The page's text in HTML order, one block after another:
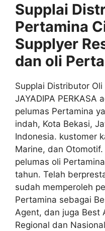
Supplai
Pertamina
Supplyer
dan oli
Supplai Distributor Oli
JAYADIPA PERKASA
pelumas Pertamina
indah, Kota Bekasi,
Indonesia. kustomer
Marine, dan
pelumas oli
tahun. Telah
sudah memperoleh
Pertamina sebagai
Agent, dan juga Best
Regional dan